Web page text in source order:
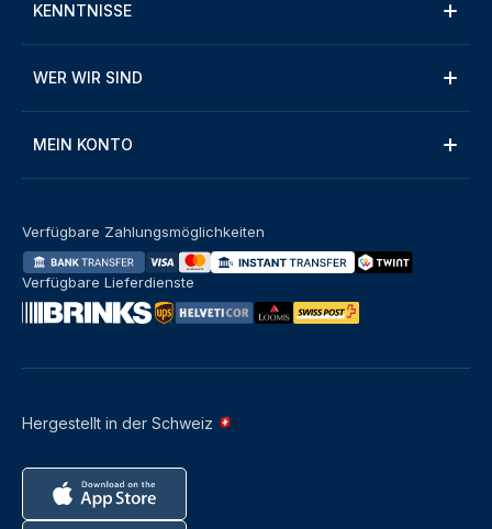
KENNTNISSE
WER WIR SIND
MEIN KONTO
Hergestellt in der Schweiz
Verfügbare Zahlungsmöglichkeiten
Verfügbare Lieferdienste